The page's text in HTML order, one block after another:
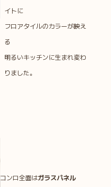
イトに
フロアタイルのカラーが映え
る
明るいキッチンに生まれ変わ
りました。
コンロ全面はガラスパネル